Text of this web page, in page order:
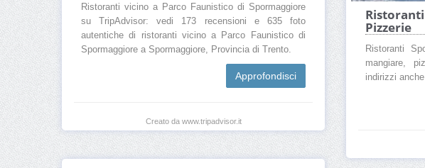
Pizzerie
Ristoranti
mangiare,
indirizzi
Ristoranti vicino a Parco Faunistico di Spormaggiore
su TripAdvisor: vedi 173 recensioni e 635 foto
autentiche di ristoranti vicino a Parco Faunistico di
Spormaggiore a Spormaggiore, Provincia di Trento.
Approfondisci
Creato da www.tripadvisor.it